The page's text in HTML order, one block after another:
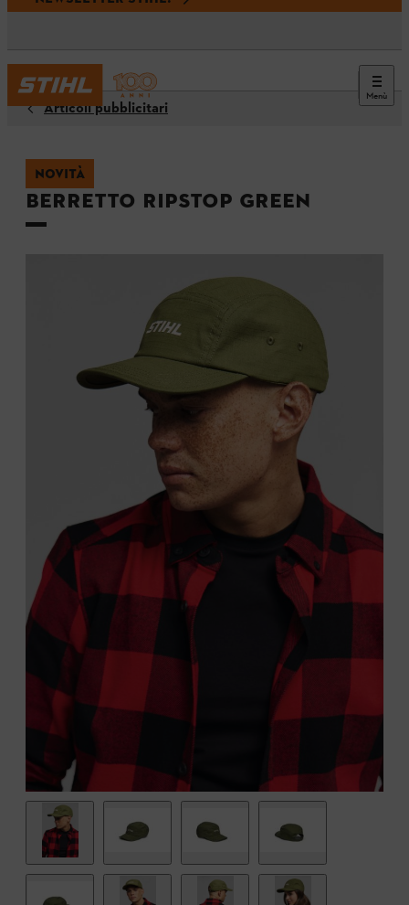
Menù
Articoli pubblicitari
NOVITÀ
Berretto RIPSTOP GREEN